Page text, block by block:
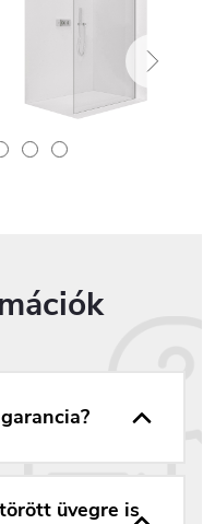
üvegre is